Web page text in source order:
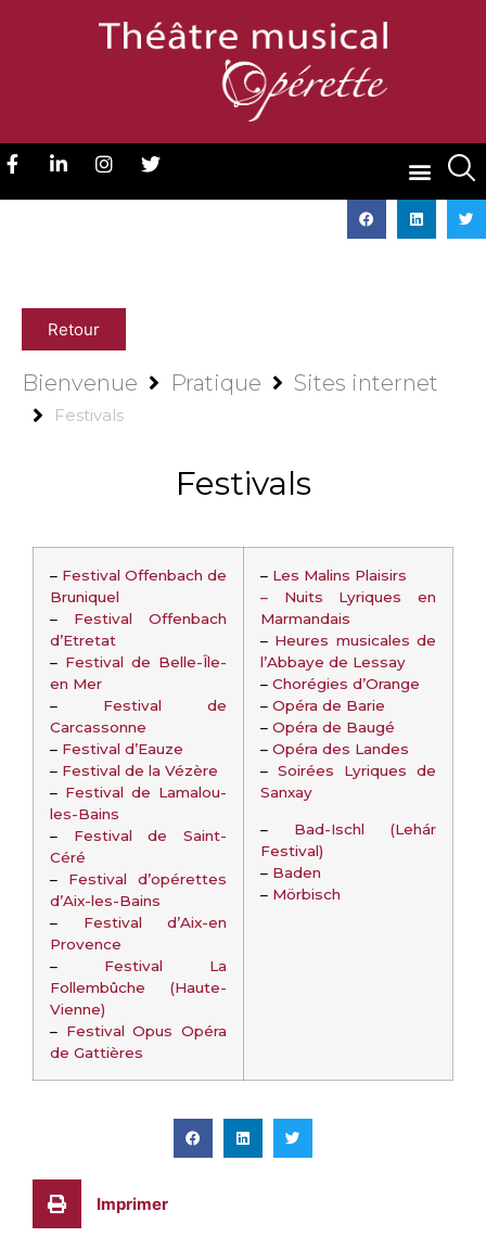
Retour
Bienvenue Pratique Sites internet
Festivals
Festivals
– Festival Offenbach de
Bruniquel
– Festival Offenbach
d’Etretat
– Festival de Belle-Île-
en Mer
– Festival de
Carcassonne
– Festival d’Eauze
– Festival de la Vézère
– Festival de Lamalou-
les-Bains
– Festival de Saint-
Céré
– Festival d’opérettes
d’Aix-les-Bains
– Festival d’Aix-en
Provence
– Festival La
Follembûche (Haute-
Vienne)
– Festival Opus Opéra
de Gattières
– Les Malins Plaisirs
– Nuits Lyriques en
Marmandais
– Heures musicales de
l’Abbaye de Lessay
– Chorégies d’Orange
– Opéra de Barie
– Opéra de Baugé
– Opéra des Landes
– Soirées Lyriques de
Sanxay
– Bad-Ischl (Lehár
Festival)
– Baden
– Mörbisch
Imprimer